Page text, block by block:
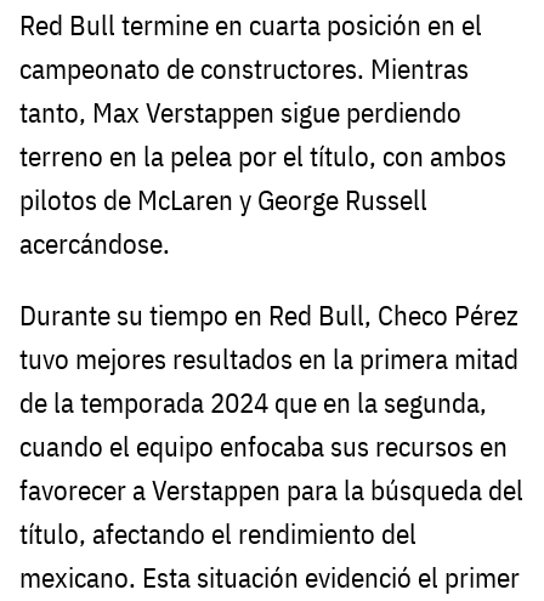
Red Bull termine en cuarta posición en el
campeonato de constructores. Mientras
tanto, Max Verstappen sigue perdiendo
terreno en la pelea por el título, con ambos
pilotos de McLaren y George Russell
acercándose.
Durante su tiempo en Red Bull, Checo Pérez
tuvo mejores resultados en la primera mitad
de la temporada 2024 que en la segunda,
cuando el equipo enfocaba sus recursos en
favorecer a Verstappen para la búsqueda del
título, afectando el rendimiento del
mexicano. Esta situación evidenció el primer